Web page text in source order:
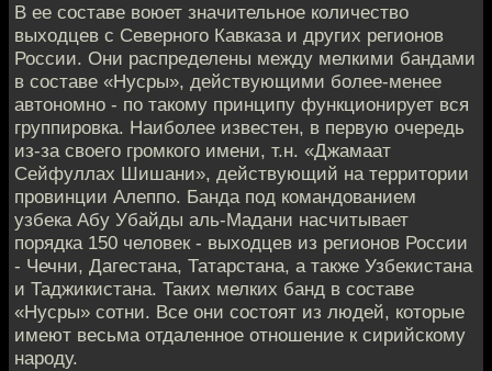
В ее составе воюет значительное количество
выходцев с Северного Кавказа и других регионов
России. Они распределены между мелкими бандами
в составе «Нусры», действующими более-менее
автономно - по такому принципу функционирует вся
группировка. Наиболее известен, в первую очередь
из-за своего громкого имени, т.н. «Джамаат
Сейфуллах Шишани», действующий на территории
провинции Алеппо. Банда под командованием
узбека Абу Убайды аль-Мадани насчитывает
порядка 150 человек - выходцев из регионов России
- Чечни, Дагестана, Татарстана, а также Узбекистана
и Таджикистана. Таких мелких банд в составе
«Нусры» сотни. Все они состоят из людей, которые
имеют весьма отдаленное отношение к сирийскому
народу.